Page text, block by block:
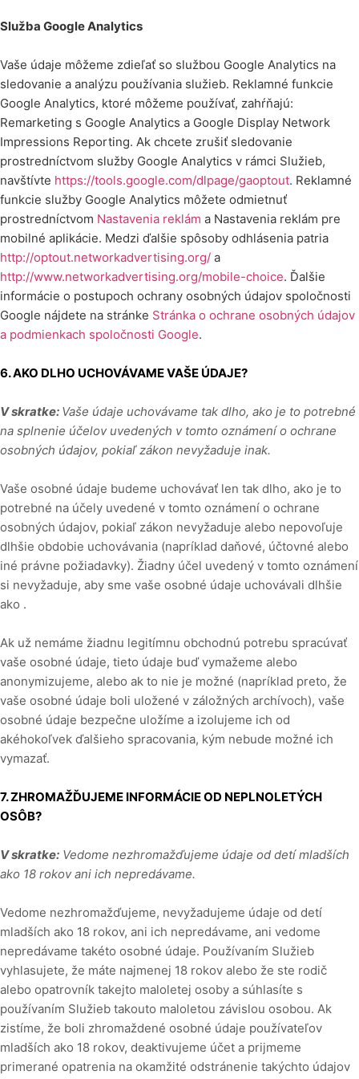
Služba Google Analytics
Vaše údaje môžeme zdieľať so službou Google Analytics na
sledovanie a analýzu používania služieb. Reklamné funkcie
Google Analytics, ktoré môžeme používať, zahŕňajú:
Remarketing s Google Analytics a Google Display Network
Impressions Reporting. Ak chcete zrušiť sledovanie
prostredníctvom služby Google Analytics v rámci Služieb,
navštívte https://tools.google.com/dlpage/gaoptout. Reklamné
funkcie služby Google Analytics môžete odmietnuť
prostredníctvom Nastavenia reklám a Nastavenia reklám pre
mobilné aplikácie. Medzi ďalšie spôsoby odhlásenia patria
http://optout.networkadvertising.org/ a
http://www.networkadvertising.org/mobile-choice. Ďalšie
informácie o postupoch ochrany osobných údajov spoločnosti
Google nájdete na stránke Stránka o ochrane osobných údajov
a podmienkach spoločnosti Google.
6. AKO DLHO UCHOVÁVAME VAŠE ÚDAJE?
V skratke: Vaše údaje uchovávame tak dlho, ako je to potrebné
na splnenie účelov uvedených v tomto oznámení o ochrane
osobných údajov, pokiaľ zákon nevyžaduje inak.
Vaše osobné údaje budeme uchovávať len tak dlho, ako je to
potrebné na účely uvedené v tomto oznámení o ochrane
osobných údajov, pokiaľ zákon nevyžaduje alebo nepovoľuje
dlhšie obdobie uchovávania (napríklad daňové, účtovné alebo
iné právne požiadavky). Žiadny účel uvedený v tomto oznámení
si nevyžaduje, aby sme vaše osobné údaje uchovávali dlhšie
ako .
Ak už nemáme žiadnu legitímnu obchodnú potrebu spracúvať
vaše osobné údaje, tieto údaje buď vymažeme alebo
anonymizujeme, alebo ak to nie je možné (napríklad preto, že
vaše osobné údaje boli uložené v záložných archívoch), vaše
osobné údaje bezpečne uložíme a izolujeme ich od
akéhokoľvek ďalšieho spracovania, kým nebude možné ich
vymazať.
7. ZHROMAŽĎUJEME INFORMÁCIE OD NEPLNOLETÝCH
OSÔB?
V skratke: Vedome nezhromažďujeme údaje od detí mladších
ako 18 rokov ani ich nepredávame.
Vedome nezhromažďujeme, nevyžadujeme údaje od detí
mladších ako 18 rokov, ani ich nepredávame, ani vedome
nepredávame takéto osobné údaje. Používaním Služieb
vyhlasujete, že máte najmenej 18 rokov alebo že ste rodič
alebo opatrovník takejto maloletej osoby a súhlasíte s
používaním Služieb takouto maloletou závislou osobou. Ak
zistíme, že boli zhromaždené osobné údaje používateľov
mladších ako 18 rokov, deaktivujeme účet a prijmeme
primerané opatrenia na okamžité odstránenie takýchto údajov